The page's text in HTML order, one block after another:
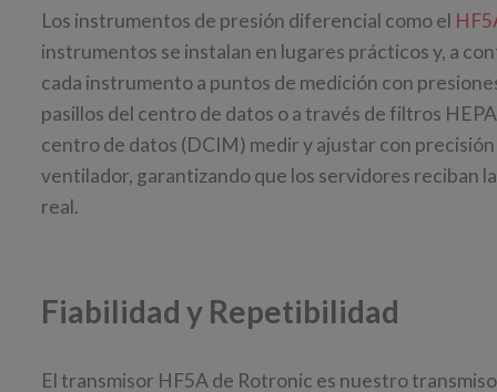
Los instrumentos de presión diferencial como el
instrumentos se instalan en lugares prácticos y, a
cada instrumento a puntos de medición con
pasillos del centro de datos o a través de filtros
centro de datos (DCIM) medir y ajustar con
ventilador, garantizando que los servidores reciban
real.
Fiabilidad y Repetibilidad
El transmisor HF5A de Rotronic es nuestro